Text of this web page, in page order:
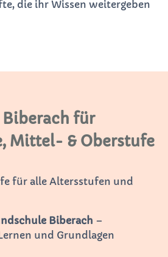
die ihr Wissen weitergeben
für
Mittel- & Oberstufe
für alle Altersstufen und
Biberach –
und Grundlagen